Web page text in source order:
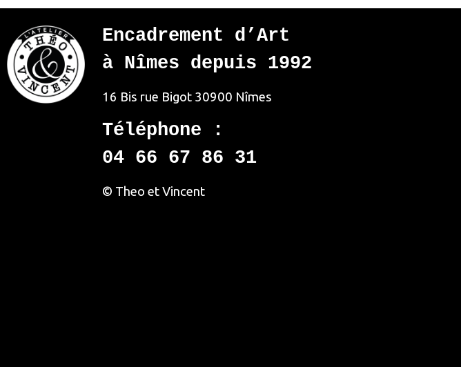
Encadrement d’Art
à Nîmes depuis 1992
16 Bis rue Bigot 30900 Nîmes
Téléphone :
04 66 67 86 31
© Theo et Vincent